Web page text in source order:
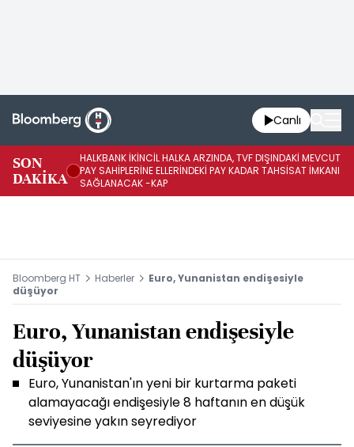
Canlı
SON
DAKİKA
HALKBANK İKİNCİL HALKA ARZINDA, TVF DIŞINDAKİ MEVCUT
PAY SAHİPLERİNE ELLERİNDEKİ PAY KADAR TAHSİSAT İMKANI
SAĞLANACAK -KAP
Bloomberg HT Haberler
Euro, Yunanistan endişesiyle
düşüyor
Euro, Yunanistan endişesiyle
düşüyor
Euro, Yunanistan'ın yeni bir kurtarma paketi
alamayacağı endişesiyle 8 haftanın en düşük
seviyesine yakın seyrediyor